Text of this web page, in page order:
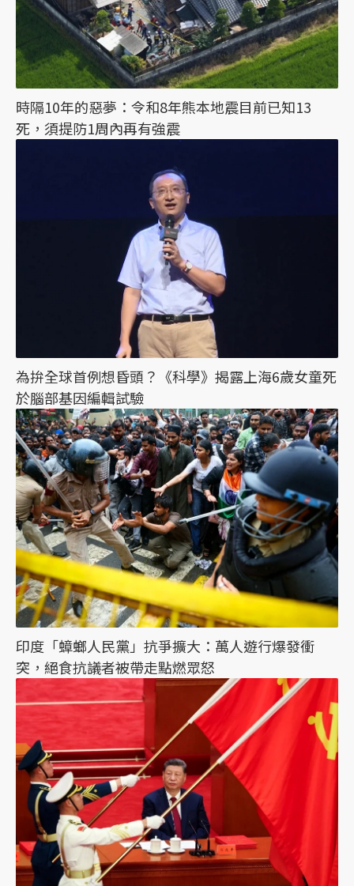
時隔10年的惡夢：令和8年熊本地震目前已知13
死，須提防1周內再有強震
為拚全球首例想昏頭？《科學》揭露上海6歲女童死
於腦部基因編輯試驗
印度「蟑螂人民黨」抗爭擴大：萬人遊行爆發衝
突，絕食抗議者被帶走點燃眾怒